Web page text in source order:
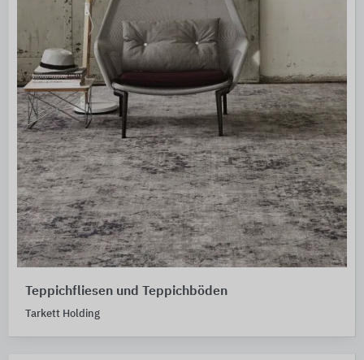
Teppichfliesen und Teppichböden
Tarkett Holding